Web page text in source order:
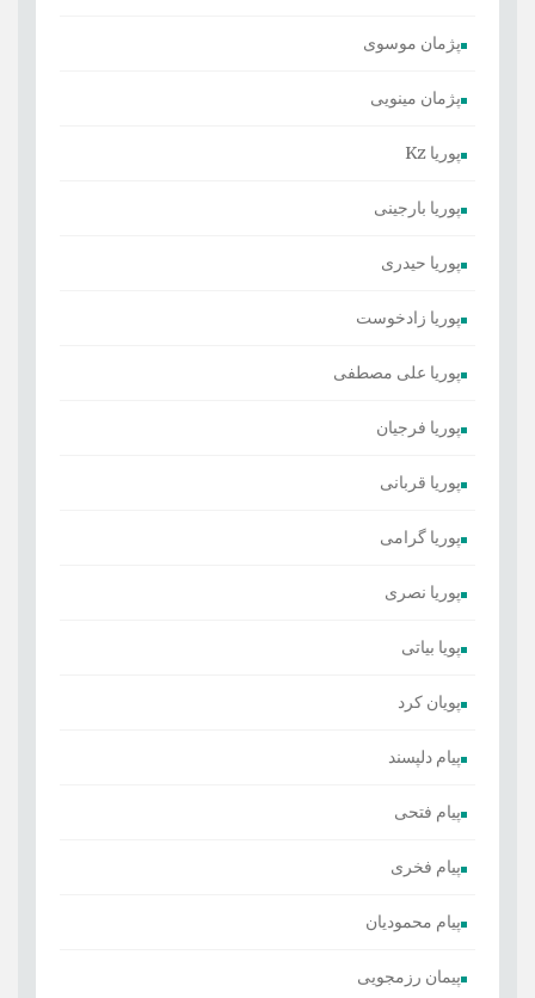
پژمان موسوی
پژمان مینویی
پوریا Kz
پوریا بارجینی
پوریا حیدری
پوریا زادخوست
پوریا علی مصطفی
پوریا فرجیان
پوریا قربانی
پوریا گرامی
پوریا نصری
پویا بیاتی
پویان کرد
پیام دلپسند
پیام فتحی
پیام فخری
پیام محمودیان
پیمان رزمجویی